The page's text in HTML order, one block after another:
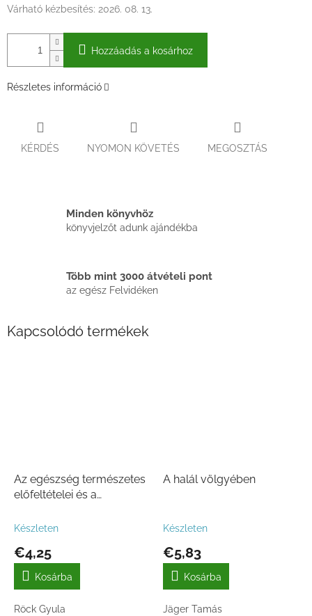
Várható kézbesítés: 2026. 08. 13.
Hozzáadás a kosárhoz
Részletes információ
KÉRDÉS NYOMON KÖVETÉS MEGOSZTÁS
Minden könyvhöz
könyvjelzőt adunk ajándékba
Több mint 3000 átvételi pont
az egész Felvidéken
Kapcsolódó termékek
Az egészség természetes
előfeltételei és a
Készleten
€4,25
Kosárba
Röck Gyula
A halál völgyében
Készleten
€5,83
Kosárba
Jäger Tamás